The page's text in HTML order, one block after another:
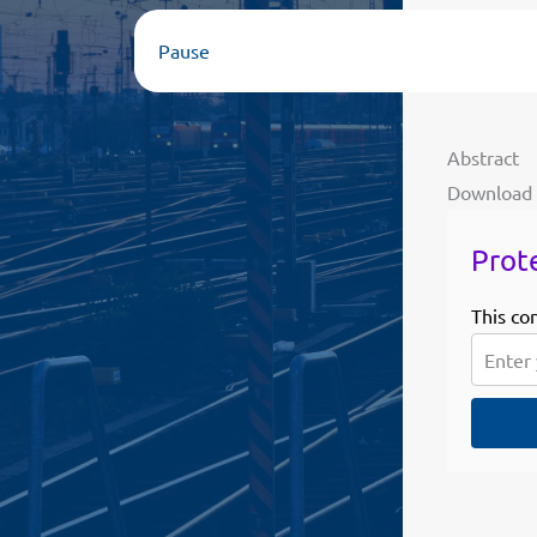
Pause
Abstract
Download
This